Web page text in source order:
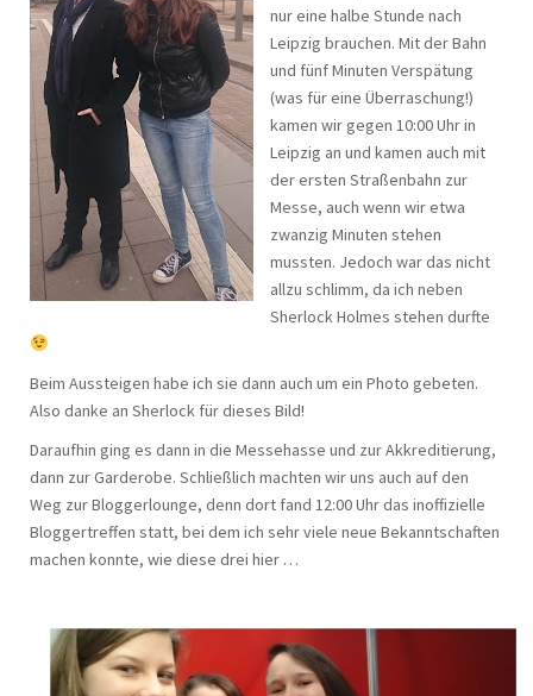
nur eine halbe Stunde nach
Leipzig brauchen. Mit der Bahn
und fünf Minuten Verspätung
(was für eine Überraschung!)
kamen wir gegen 10:00 Uhr in
Leipzig an und kamen auch mit
der ersten Straßenbahn zur
Messe, auch wenn wir etwa
zwanzig Minuten stehen
mussten. Jedoch war das nicht
allzu schlimm, da ich neben
Sherlock Holmes stehen durfte
Beim Aussteigen habe ich sie dann auch um ein Photo gebeten.
Also danke an Sherlock für dieses Bild!
Daraufhin ging es dann in die Messehasse und zur Akkreditierung,
dann zur Garderobe. Schließlich machten wir uns auch auf den
Weg zur Bloggerlounge, denn dort fand 12:00 Uhr das inoffizielle
Bloggertreffen statt, bei dem ich sehr viele neue Bekanntschaften
machen konnte, wie diese drei hier …